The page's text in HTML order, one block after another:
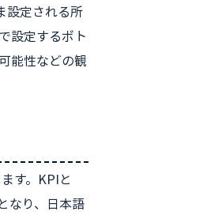
設定される所
設定するボト
能性などの観
す。KPIと
なり、日本語